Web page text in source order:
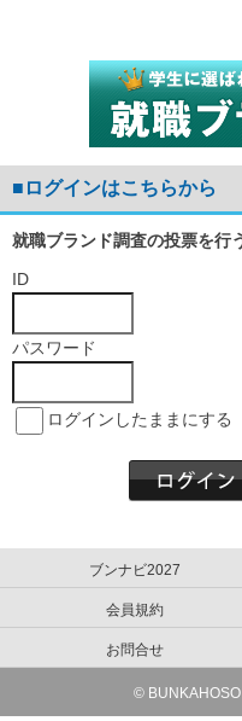
■ログインはこちらから
就職ブランド調査の投票を行
ID
パスワード
ログインしたままにする
ブンナビ2027
会員規約
お問合せ
©